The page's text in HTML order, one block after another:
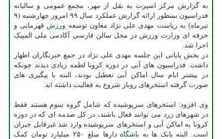
به گزارش مرکز اسپرت به نقل از مهر، مجمع عمومی و سالیانه
فدراسیون بمنظور ارائه گزارش عملکرد سال ۹۹ امروز چهارشنبه (۹
تیرماه) به ریاست مهدی علی نژاد معاون توسعه ورزش قهرمانی و
حرفه ای وزارت ورزش در محل سالن فارسی آکادمی ملی المپیک
اجرا شد.
در بخش پایانی این جلسه مهدی علی نژاد در جمع خبرنگاران اظهار
داشت: فدراسیون های آبی در دوره کرونا لطمه زیادی دیدند چونکه
در بیشتر ایام سال اماکن آبی تعطیل بودند، البته با پیگیری های
صورت گرفته استخرهای روباز شروع به فعالیت داشته اند.
وی افزود: استخرهای سرپوشیده که شامل گروه سوم هستند فقط
در شهرهای زرد می توانند فعال باشند، در کل صدمه ای که در دوره
کرونا به اماکن آبی و استخرهای سرپوشیده وارد شد غیرقابل جبران
است. البته بانک ها به باشگاه
دارها مبلغ ۲۵۰ میلیارد تومان کمک